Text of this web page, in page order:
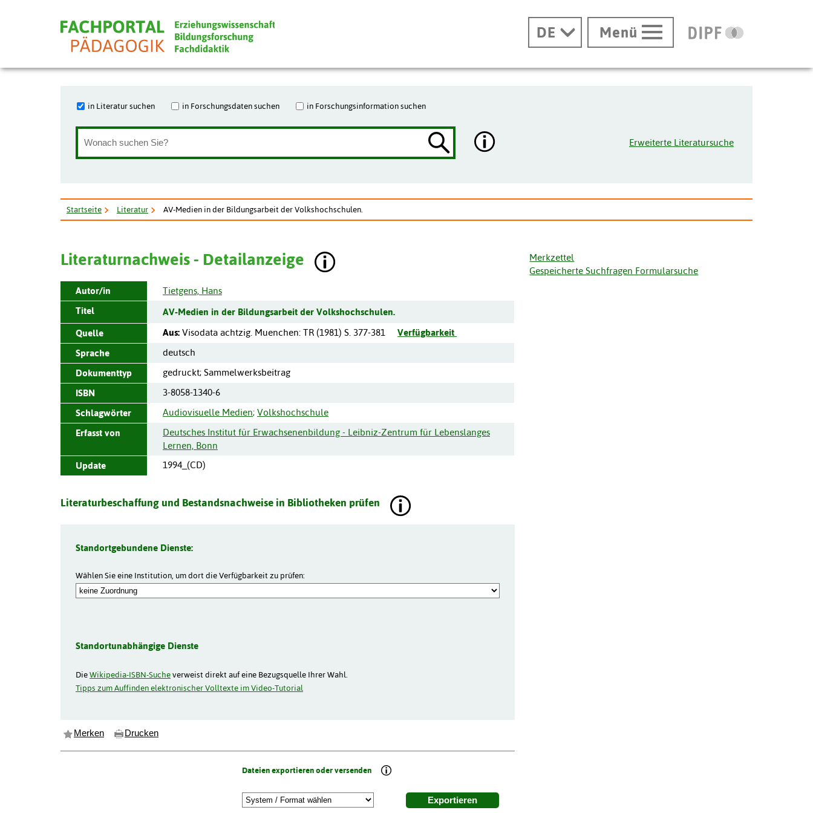
DE Menü
in Literatur suchen in Forschungsdaten suchen in Forschungsinformation suchen
Erweiterte Literatursuche
Startseite Literatur AV-Medien in der Bildungsarbeit der Volkshochschulen.
Literaturnachweis - Detailanzeige
Merkzettel
Gespeicherte Suchfragen Formularsuche
Autor/in
Tietgens, Hans
Titel
AV-Medien in der Bildungsarbeit der Volkshochschulen.
Quelle Aus: Visodata achtzig. Muenchen: TR (1981) S. 377-381
Verfügbarkeit
Sprache
deutsch
Dokumenttyp
gedruckt; Sammelwerksbeitrag
ISBN
3-8058-1340-6
Schlagwörter
Audiovisuelle Medien; Volkshochschule
Erfasst von
Deutsches Institut für Erwachsenenbildung - Leibniz-Zentrum für Lebenslanges
Lernen, Bonn
Update
1994_(CD)
Literaturbeschaffung und Bestandsnachweise in Bibliotheken prüfen
Standortgebundene Dienste:
Wählen Sie eine Institution, um dort die Verfügbarkeit zu prüfen:
Standortunabhängige Dienste
DieWikipedia-ISBN-Sucheverweist direkt auf eine Bezugsquelle Ihrer Wahl.
Tipps zum Auffinden elektronischer Volltexte im Video-Tutorial
Merken Drucken
Dateien exportieren oder versenden
Exportieren